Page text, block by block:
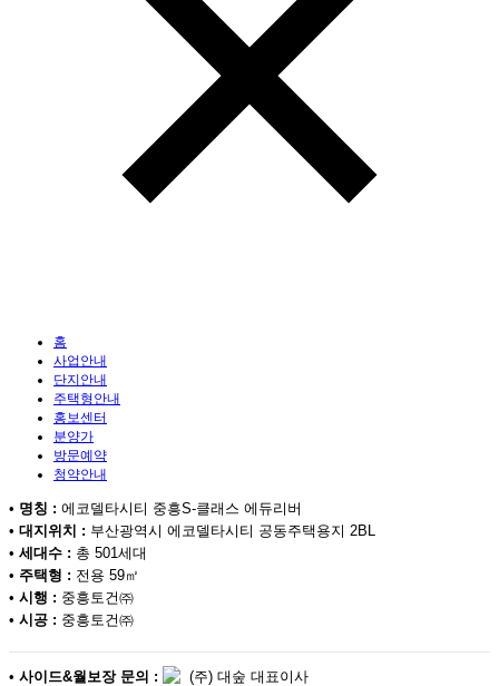
홈
사업안내
단지안내
주택형안내
홍보센터
분양가
방문예약
청약안내
• 명칭 : 에코델타시티 중흥S-클래스 에듀리버
• 대지위치 : 부산광역시 에코델타시티 공동주택용지 2BL
• 세대수 : 총 501세대
• 주택형 : 전용 59㎡
• 시행 : 중흥토건㈜
• 시공 : 중흥토건㈜
• 사이드&월보장 문의 :
(주) 대숲 대표이사